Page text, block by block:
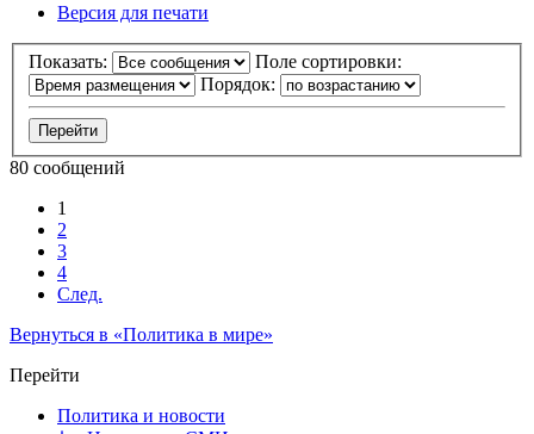
Версия для печати
Показать:
Поле сортировки:
Порядок:
80 сообщений
1
2
3
4
След.
Вернуться в «Политика в мире»
Перейти
Политика и новости